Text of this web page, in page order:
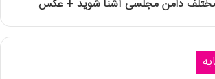
دامن مجلسی آشنا شوید + عکس